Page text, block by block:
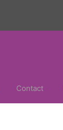
Contact